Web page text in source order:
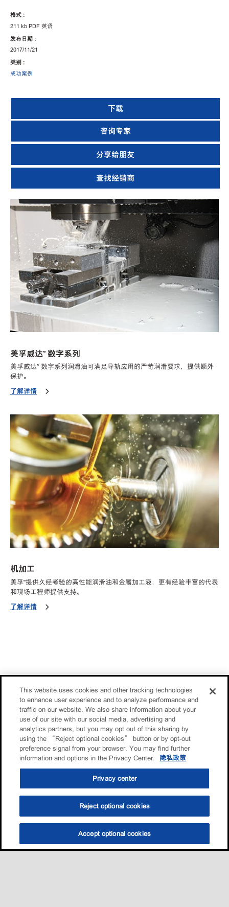
选油助手 查找门店
格式 :
211 kb PDF 英语
发布日期 :
2017/11/21
类别 :
成功案例
下载
咨询专家
分享给朋友
查找经销商
美孚威达™ 数字系列
美孚威达™ 数字系列润滑油可满足导轨应用的严苛润滑要求，提供额外
保护。
了解详情
机加工
美孚™提供久经考验的高性能润滑油和金属加工液，更有经验丰富的代表
和现场工程师提供支持。
了解详情
This website uses cookies and other tracking technologies
to enhance user experience and to analyze performance and
traffic on our website. We also share information about your
use of our site with our social media, advertising and
analytics partners, but you may opt out of this sharing by
using the “Reject optional cookies” button or by opt-out
preference signal from your browser. You may find further
information and options in the Privacy Center.
隐私政策
Privacy center
Reject optional cookies
Accept optional cookies